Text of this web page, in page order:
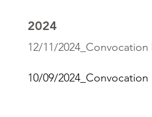
2024
12/11/2024_Convocation
10/09/2024_Convocation